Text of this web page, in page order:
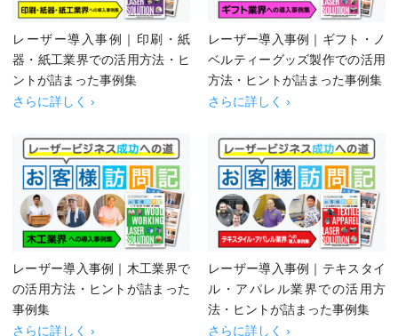
レーザー導入事例｜印刷・紙
器・紙工業界での活用方法・ヒ
ントが詰まった事例集
さらに詳しく ›
レーザー導入事例｜ギフト・ノ
ベルティーグッズ製作での活用
方法・ヒントが詰まった事例集
さらに詳しく ›
レーザー導入事例｜木工業界で
の活用方法・ヒントが詰まった
事例集
さらに詳しく ›
レーザー導入事例｜テキスタイ
ル・アパレル業界での活用方
法・ヒントが詰まった事例集
さらに詳しく ›